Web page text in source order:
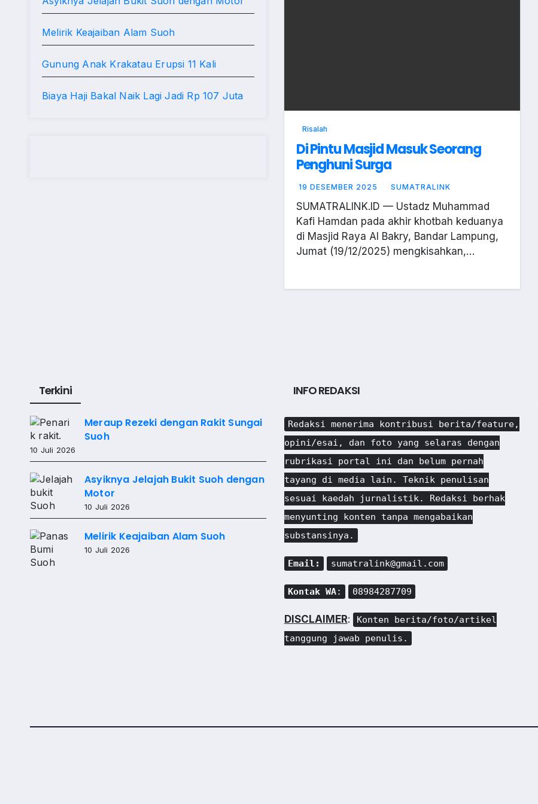
Melirik Keajaiban Alam Suoh
Gunung Anak Krakatau Erupsi 11 Kali
Biaya Haji Bakal Naik Lagi Jadi Rp 107 Juta
Risalah
Di Pintu Masjid Masuk Seorang
Penghuni Surga
19 DESEMBER 2025 SUMATRALINK
SUMATRALINK.ID — Ustadz Muhammad
Kafi Hamdan pada akhir khotbah keduanya
di Masjid Raya Al Bakry, Bandar Lampung,
Jumat (19/12/2025) mengkisahkan,…
Terkini
Meraup Rezeki dengan Rakit Sungai
Suoh
10 Juli 2026
Asyiknya Jelajah Bukit Suoh dengan
Motor
10 Juli 2026
Melirik Keajaiban Alam Suoh
10 Juli 2026
INFO REDAKSI
Redaksi menerima kontribusi berita/feature,
opini/esai, dan foto yang selaras dengan
rubrikasi portal ini dan belum pernah
tayang di media lain. Teknik penulisan
sesuai kaedah jurnalistik. Redaksi berhak
menyunting konten tanpa mengabaikan
substansinya.
Email: sumatralink@gmail.com
Kontak WA: 08984287709
DISCLAIMER:
Konten berita/foto/artikel
tanggung jawab penulis.